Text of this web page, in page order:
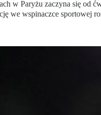
w Paryżu zaczyna się od
we wspinaczce sportowej